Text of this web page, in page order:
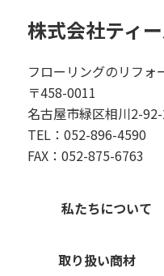
株式会社ティ
フローリングのリフォ
〒458-0011
名古屋市緑区相川2-
TEL：052-896-4590
FAX：052-875-6763
私たちについて
取り扱い商材